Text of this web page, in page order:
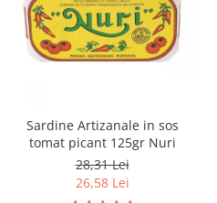
Sardine Artizanale in sos
tomat picant 125gr Nuri
28,31 Lei
26,58 Lei